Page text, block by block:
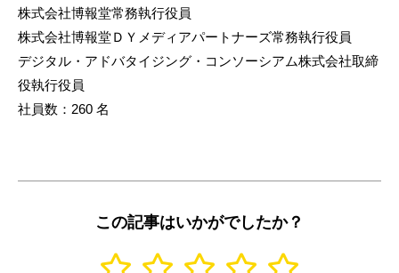
株式会社博報堂常務執行役員
株式会社博報堂ＤＹメディアパートナーズ常務執行役員
デジタル・アドバタイジング・コンソーシアム株式会社取締
役執行役員
社員数：260 名
この記事はいかがでしたか？